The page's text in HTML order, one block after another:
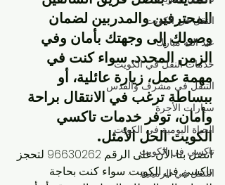
النقل في الكويت
عبد الله مبارك
خدمات النقل في الكويت
التنقل في مشرف والقدس
سيارات الأجرة
الحياة اليومية في الكويت
تاكسي في الكويت
التنقل في الرميثية
المحترفين والمدربين لضمان
وصولك إلى وجهتك بأمان وفي
الزمن المحدد. سواء كنت في
مهمة عمل، زيارة عائلية، أو
ببساطة ترغب في الانتقال براحة
وأمان، توفر خدمات تاكسي
الكويت الحل الأمثل.
اتصل بنا الآن على الرقم 96630262 لتحجز
تاكسي في الكويت. سواء كنت بحاجة